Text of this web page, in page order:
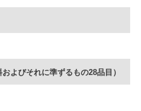
およびそれに準ずるもの28品目）